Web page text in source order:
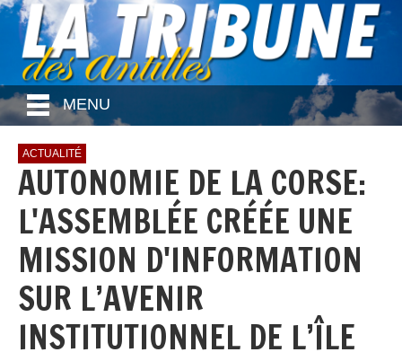
MENU
ACTUALITÉ
AUTONOMIE DE LA CORSE:
L'ASSEMBLÉE CRÉÉE UNE
MISSION D'INFORMATION
SUR L’AVENIR
INSTITUTIONNEL DE L’ÎLE